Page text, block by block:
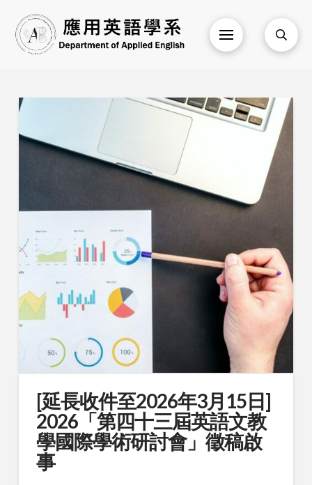
[延⾧收件至2026年3月15日]
2026「第四十三屆英語文教
學國際學術研討會」徵稿啟
事